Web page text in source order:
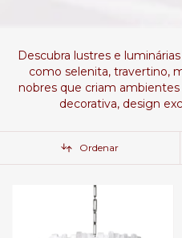
Descubra lustres e
como selenita, travertino,
nobres que criam
decorativa, design
Ordenar